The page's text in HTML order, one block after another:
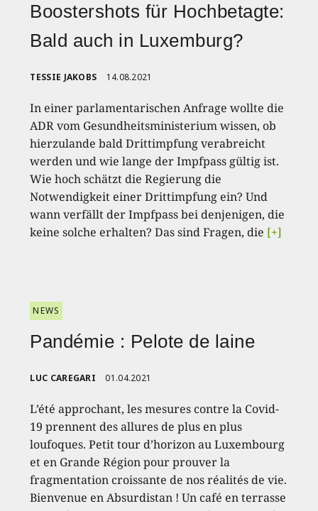
Boostershots für Hochbetagte:
Bald auch in Luxemburg?
TESSIE JAKOBS 14.08.2021
In einer parlamentarischen Anfrage wollte die
ADR vom Gesundheitsministerium wissen, ob
hierzulande bald Drittimpfung verabreicht
werden und wie lange der Impfpass gültig ist.
Wie hoch schätzt die Regierung die
Notwendigkeit einer Drittimpfung ein? Und
wann verfällt der Impfpass bei denjenigen, die
keine solche erhalten? Das sind Fragen, die [+]
NEWS
Pandémie : Pelote de laine
LUC CAREGARI 01.04.2021
L’été approchant, les mesures contre la Covid-
19 prennent des allures de plus en plus
loufoques. Petit tour d’horizon au Luxembourg
et en Grande Région pour prouver la
fragmentation croissante de nos réalités de vie.
Bienvenue en Absurdistan ! Un café en terrasse